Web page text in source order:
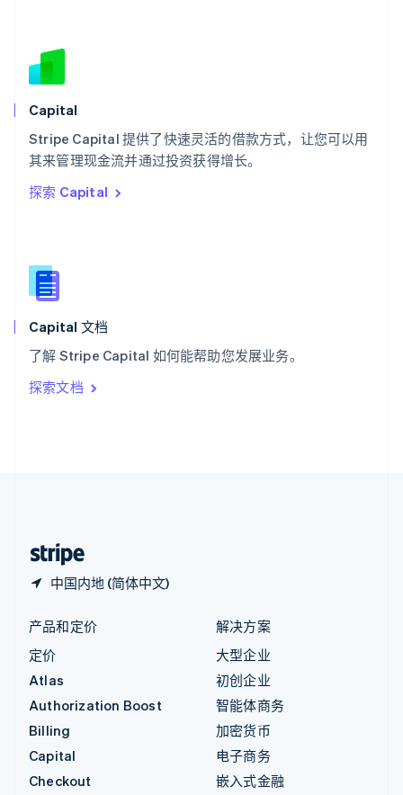
Capital
Stripe Capital 提供了快速灵活的借款方式，让您可以用
其来管理现金流并通过投资获得增长。
探索 Capital
Capital 文档
了解 Stripe Capital 如何能帮助您发展业务。
探索文档
中国内地 (简体中文)
斯洛伐克
斯洛文尼亚
泰国
ไทยEnglish
希腊
English
西班牙
新西兰
English
匈牙利
English
ItalianoEnglish
印度
English
产品和定价
定价
Atlas
Authorization Boost
Billing
Capital
Checkout
解决方案
大型企业
初创企业
智能体商务
加密货币
电子商务
嵌入式金融